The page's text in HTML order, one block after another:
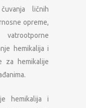
ličnih
opreme,
hemikalija i
za hemikalije
hemikalija i